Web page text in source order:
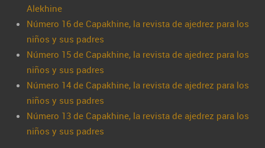
Alekhine
Número 16 de Capakhine, la revista de ajedrez para los
niños y sus padres
Número 15 de Capakhine, la revista de ajedrez para los
niños y sus padres
Número 14 de Capakhine, la revista de ajedrez para los
niños y sus padres
Número 13 de Capakhine, la revista de ajedrez para los
niños y sus padres